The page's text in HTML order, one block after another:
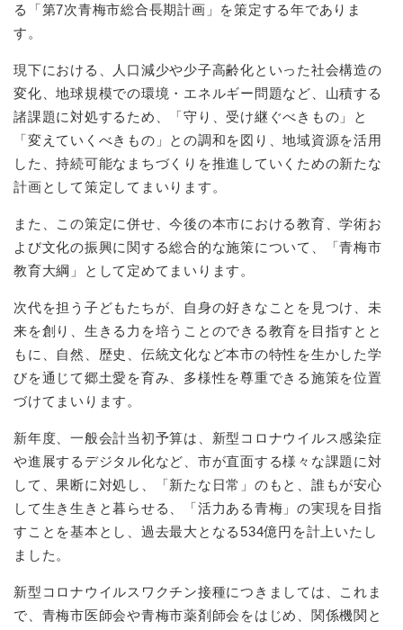
る「第7次青梅市総合長期計画」を策定する年でありま
す。
現下における、人口減少や少子高齢化といった社会構造の
変化、地球規模での環境・エネルギー問題など、山積する
諸課題に対処するため、「守り、受け継ぐべきもの」と
「変えていくべきもの」との調和を図り、地域資源を活用
した、持続可能なまちづくりを推進していくための新たな
計画として策定してまいります。
また、この策定に併せ、今後の本市における教育、学術お
よび文化の振興に関する総合的な施策について、「青梅市
教育大綱」として定めてまいります。
次代を担う子どもたちが、自身の好きなことを見つけ、未
来を創り、生きる力を培うことのできる教育を目指すとと
もに、自然、歴史、伝統文化など本市の特性を生かした学
びを通じて郷土愛を育み、多様性を尊重できる施策を位置
づけてまいります。
新年度、一般会計当初予算は、新型コロナウイルス感染症
や進展するデジタル化など、市が直面する様々な課題に対
して、果断に対処し、「新たな日常」のもと、誰もが安心
して生き生きと暮らせる、「活力ある青梅」の実現を目指
すことを基本とし、過去最大となる534億円を計上いたし
ました。
新型コロナウイルスワクチン接種につきましては、これま
で、青梅市医師会や青梅市薬剤師会をはじめ、関係機関と